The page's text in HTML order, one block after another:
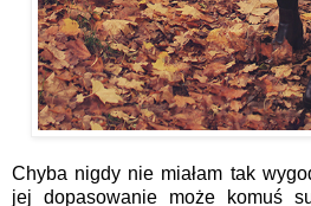
Chyba nigdy nie miałam tak
jej dopasowanie może komuś